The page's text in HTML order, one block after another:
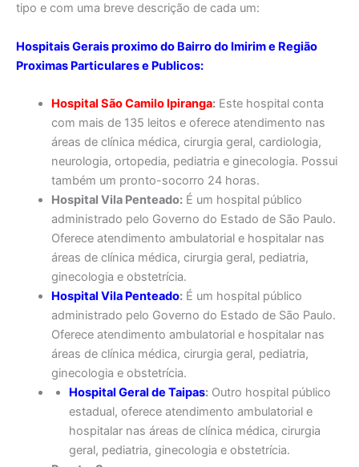
tipo e com uma breve descrição de cada um:
Hospitais Gerais proximo do Bairro do Imirim e Região
Proximas Particulares e Publicos:
Hospital São Camilo Ipiranga:Este hospital conta
com mais de 135 leitos e oferece atendimento nas
áreas de clínica médica, cirurgia geral, cardiologia,
neurologia, ortopedia, pediatria e ginecologia. Possui
também um pronto-socorro 24 horas.
Hospital Vila Penteado:É um hospital público
administrado pelo Governo do Estado de São Paulo.
Oferece atendimento ambulatorial e hospitalar nas
áreas de clínica médica, cirurgia geral, pediatria,
ginecologia e obstetrícia.
Hospital Vila Penteado:É um hospital público
administrado pelo Governo do Estado de São Paulo.
Oferece atendimento ambulatorial e hospitalar nas
áreas de clínica médica, cirurgia geral, pediatria,
ginecologia e obstetrícia.
Hospital Geral de Taipas:Outro hospital público
estadual, oferece atendimento ambulatorial e
hospitalar nas áreas de clínica médica, cirurgia
geral, pediatria, ginecologia e obstetrícia.